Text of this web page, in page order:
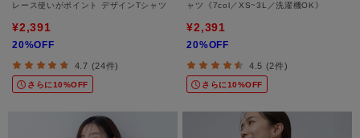
レース使いがポイント デザインTシャツ
¥2,391
20%OFF
4.7 (24件)
さらに10%OFF
ャツ《7col／XS~3L／洗濯機OK》
¥2,391
20%OFF
4.5 (2件)
さらに10%OFF